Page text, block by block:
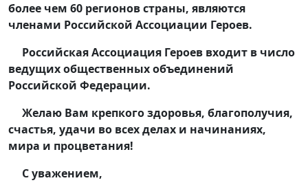
более чем 60 регионов страны, являются
членами Российской Ассоциации Героев.
Российская Ассоциация Героев входит в число
ведущих общественных объединений
Российской Федерации.
Желаю Вам крепкого здоровья, благополучия,
счастья, удачи во всех делах и начинаниях,
мира и процветания!
С уважением,